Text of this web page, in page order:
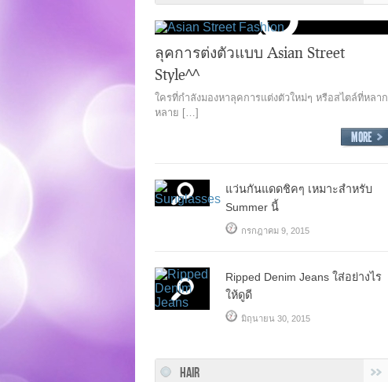
ลุคการต่งตัวแบบ Asian Street
Style^^
ใครที่กำลังมองหาลุคการแต่งตัวใหม่ๆ หรือสไตล์ที่หลาก
หลาย […]
แว่นกันแดดชิคๆ เหมาะสำหรับ
Summer นี้
กรกฎาคม 9, 2015
Ripped Denim Jeans ใส่อย่างไร
ให้ดูดี
มิถุนายน 30, 2015
HAIR